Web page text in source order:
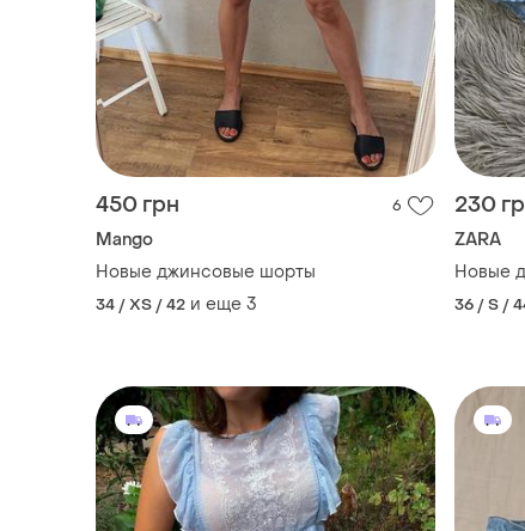
450 грн 6
Mango
Новые джинсовые шорты
34 / XS / 42 и еще 3
230
ZARA
Новые
36 / S /